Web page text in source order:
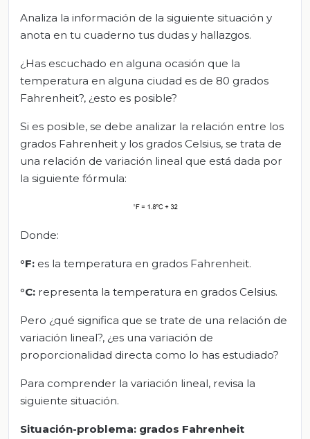
Analiza la información de la siguiente situación y
anota en tu cuaderno tus dudas y hallazgos.
¿Has escuchado en alguna ocasión que la
temperatura en alguna ciudad es de 80 grados
Fahrenheit?, ¿esto es posible?
Si es posible, se debe analizar la relación entre los
grados Fahrenheit y los grados Celsius, se trata de
una relación de variación lineal que está dada por
la siguiente fórmula:
Donde:
°F: es la temperatura en grados Fahrenheit.
°C: representa la temperatura en grados Celsius.
Pero ¿qué significa que se trate de una relación de
variación lineal?, ¿es una variación de
proporcionalidad directa como lo has estudiado?
Para comprender la variación lineal, revisa la
siguiente situación.
Situación-problema: grados Fahrenheit